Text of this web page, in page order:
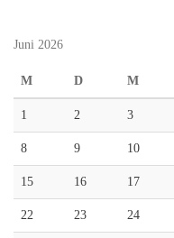
Juni 2026
M D M
1 2 3
8 9 10
15 16 17
22 23 24